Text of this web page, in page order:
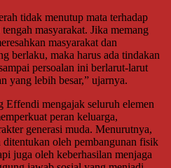
tidak menutup mata terhadap
masyarakat. Jika memang
masyarakat dan
berlaku, maka harus ada tindakan
persoalan ini berlarut-larut
yang lebih besar,” ujarnya.
mengajak seluruh elemen
peran keluarga,
generasi muda. Menurutnya,
ditentukan oleh pembangunan fisik
juga oleh keberhasilan menjaga